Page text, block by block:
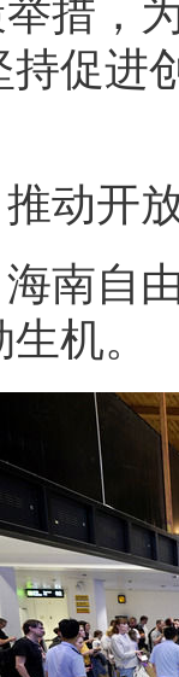
措，
持促进
动开
南自
机。